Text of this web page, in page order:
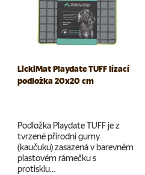
LickiMat Playdate TUFF lízací
podložka 20x20 cm
Podložka Playdate TUFF je z
tvrzené přírodní gumy
(kaučuku) zasazená v barevném
plastovém rámečku s
protisklu...